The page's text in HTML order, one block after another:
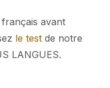
avant
le test de notre
LANGUES.